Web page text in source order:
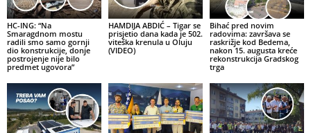
HC-ING: “Na
Smaragdnom mostu
radili smo samo gornji
dio konstrukcije, donje
postrojenje nije bilo
predmet ugovora”
HAMDIJA ABDIĆ – Tigar se
prisjetio dana kada je 502.
viteška krenula u Oluju
(VIDEO)
Bihać pred novim
radovima: završava se
raskrižje kod Bedema,
nakon 15. augusta kreće
rekonstrukcija Gradskog
trga